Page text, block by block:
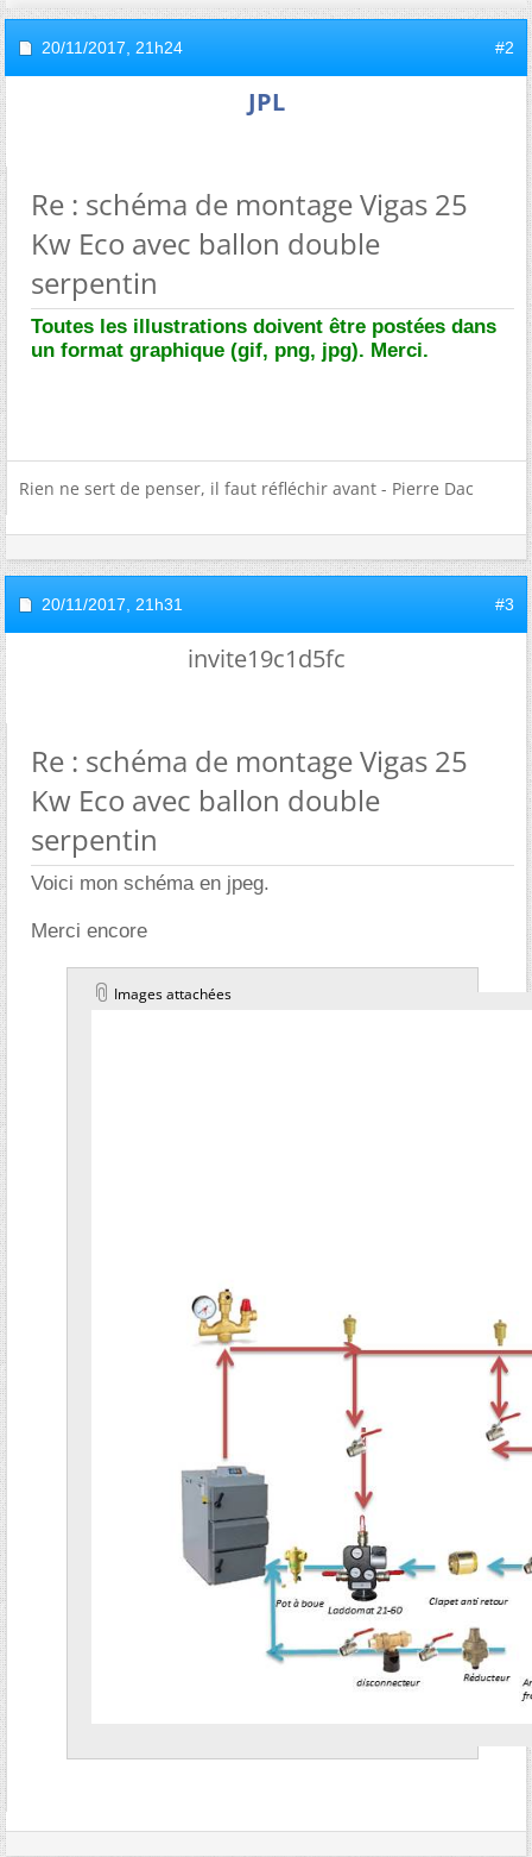
20/11/2017, 21h24 #2
JPL
Re : schéma de montage Vigas 25
Kw Eco avec ballon double
serpentin
Toutes les illustrations doivent être postées dans
un format graphique (gif, png, jpg). Merci.
Rien ne sert de penser, il faut réfléchir avant - Pierre Dac
20/11/2017, 21h31 #3
invite19c1d5fc
Re : schéma de montage Vigas 25
Kw Eco avec ballon double
serpentin
Voici mon schéma en jpeg.
Merci encore
Images attachées